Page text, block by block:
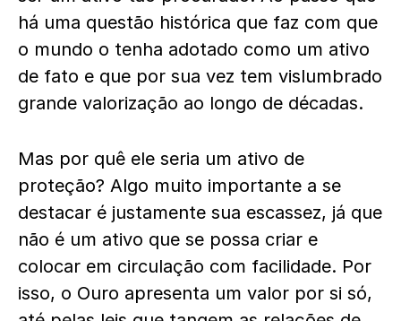
há uma questão histórica que faz com que
o mundo o tenha adotado como um ativo
de fato e que por sua vez tem vislumbrado
grande valorização ao longo de décadas.
Mas por quê ele seria um ativo de
proteção? Algo muito importante a se
destacar é justamente sua escassez, já que
não é um ativo que se possa criar e
colocar em circulação com facilidade. Por
isso, o Ouro apresenta um valor por si só,